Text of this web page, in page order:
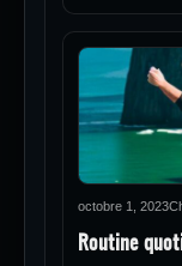
octobre 1, 2023
Routine